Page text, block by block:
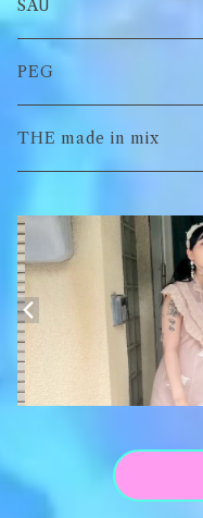
Tシャツ
イヤーマフラー
ロンT
スウェット/パーカー
Tシャツ
SAU
ロンT
スウェット/パーカー
PEG
キーチャーム
THE made in mix
キーホルダー
がま口
アパレル